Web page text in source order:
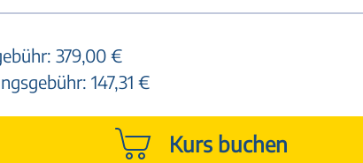
379,00 €
147,31 €
Kurs buchen